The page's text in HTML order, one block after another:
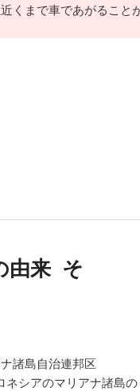
くまで車であがること
由来 そ
諸島自治連邦区
シアのマリアナ諸島の